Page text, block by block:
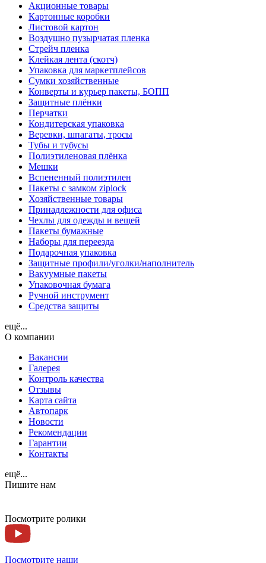
Акционные товары
Картонные коробки
Листовой картон
Воздушно пузырчатая пленка
Стрейч пленка
Клейкая лента (скотч)
Упаковка для маркетплейсов
Сумки хозяйственные
Конверты и курьер пакеты, БОПП
Защитные плёнки
Перчатки
Кондитерская упаковка
Веревки, шпагаты, тросы
Тубы и тубусы
Полиэтиленовая плёнка
Мешки
Вспененный полиэтилен
Пакеты с замком ziplock
Хозяйственные товары
Принадлежности для офиса
Чехлы для одежды и вещей
Пакеты бумажные
Наборы для переезда
Подарочная упаковка
Защитные профили/уголки/наполнитель
Вакуумные пакеты
Упаковочная бумага
Ручной инструмент
Средства защиты
ещё...
О компании
Вакансии
Галерея
Контроль качества
Отзывы
Карта сайта
Автопарк
Новости
Рекомендации
Гарантии
Контакты
ещё...
Пишите нам
Посмотрите ролики
Посмотрите наши